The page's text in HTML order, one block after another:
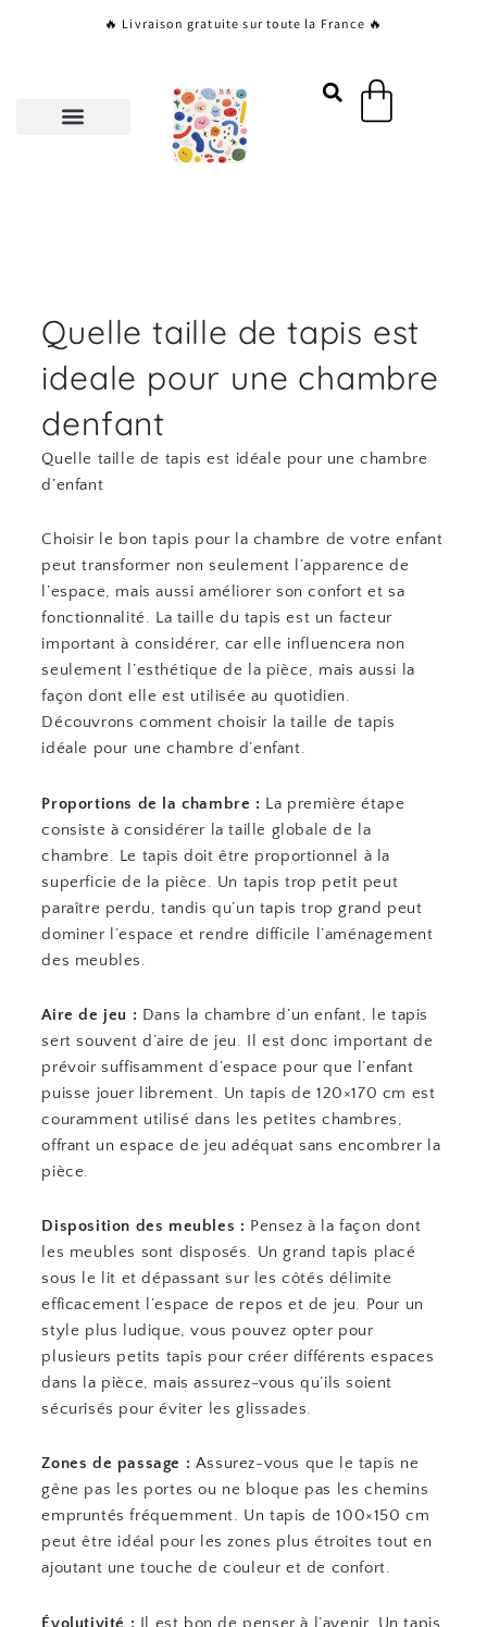
🔥 Livraison gratuite sur toute la France 🔥
Panier
Quelle taille de tapis est
ideale pour une chambre
denfant
Quelle taille de tapis est idéale pour une chambre
d’enfant
Choisir le bon tapis pour la chambre de votre enfant
peut transformer non seulement l’apparence de
l’espace, mais aussi améliorer son confort et sa
fonctionnalité. La taille du tapis est un facteur
important à considérer, car elle influencera non
seulement l’esthétique de la pièce, mais aussi la
façon dont elle est utilisée au quotidien.
Découvrons comment choisir la taille de tapis
idéale pour une chambre d’enfant.
Proportions de la chambre : La première étape
consiste à considérer la taille globale de la
chambre. Le tapis doit être proportionnel à la
superficie de la pièce. Un tapis trop petit peut
paraître perdu, tandis qu’un tapis trop grand peut
dominer l’espace et rendre difficile l’aménagement
des meubles.
Aire de jeu : Dans la chambre d’un enfant, le tapis
sert souvent d’aire de jeu. Il est donc important de
prévoir suffisamment d’espace pour que l’enfant
puisse jouer librement. Un tapis de 120×170 cm est
couramment utilisé dans les petites chambres,
offrant un espace de jeu adéquat sans encombrer la
pièce.
Disposition des meubles : Pensez à la façon dont
les meubles sont disposés. Un grand tapis placé
sous le lit et dépassant sur les côtés délimite
efficacement l’espace de repos et de jeu. Pour un
style plus ludique, vous pouvez opter pour
plusieurs petits tapis pour créer différents espaces
dans la pièce, mais assurez-vous qu’ils soient
sécurisés pour éviter les glissades.
Zones de passage : Assurez-vous que le tapis ne
gêne pas les portes ou ne bloque pas les chemins
empruntés fréquemment. Un tapis de 100×150 cm
peut être idéal pour les zones plus étroites tout en
ajoutant une touche de couleur et de confort.
Évolutivité : Il est bon de penser à l’avenir. Un tapis